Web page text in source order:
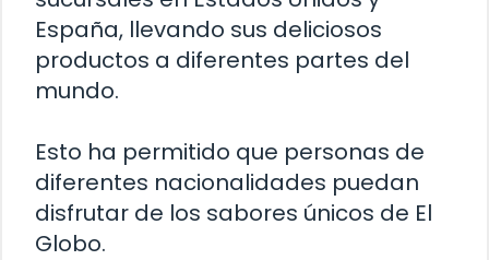
España, llevando sus deliciosos
productos a diferentes partes del
mundo.
Esto ha permitido que personas de
diferentes nacionalidades puedan
disfrutar de los sabores únicos de El
Globo.